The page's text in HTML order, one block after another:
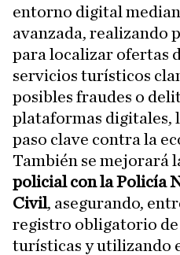
entorno digital
avanzada, realizando
para localizar ofertas
servicios turísticos
posibles fraudes o
plataformas digitales,
paso clave contra la
También se mejorará
policial con la Policía
Civil, asegurando,
registro obligatorio de
turísticas y utilizando